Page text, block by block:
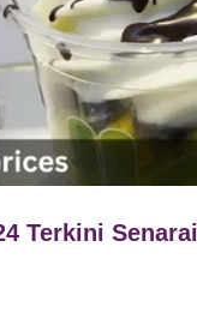
Terkini